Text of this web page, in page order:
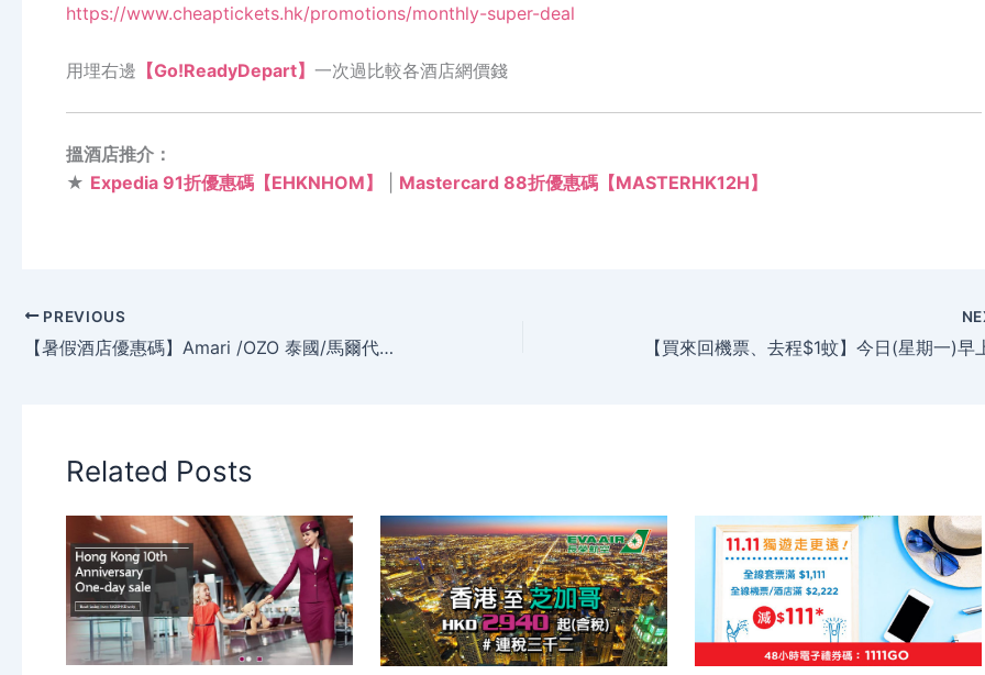
https://www.cheaptickets.hk/promotions/monthly-super-deal
用埋右邊 【Go!ReadyDepart】 一次過比較各酒店網價錢
搵酒店推介：
★ Expedia 91折優惠碼【EHKNHOM】 Mastercard 88折優惠碼【MASTERHK12H】
PREVIOUS
【暑假酒店優惠碼】Amari /OZO 泰國/馬爾代夫/馬來西亞/酒店 8折起，7月底前入住！
Related Posts